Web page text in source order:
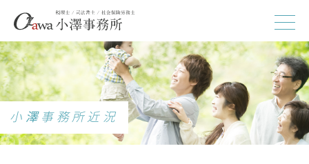
小澤事務所近況